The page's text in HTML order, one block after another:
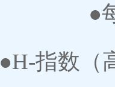
●
●H-指数（